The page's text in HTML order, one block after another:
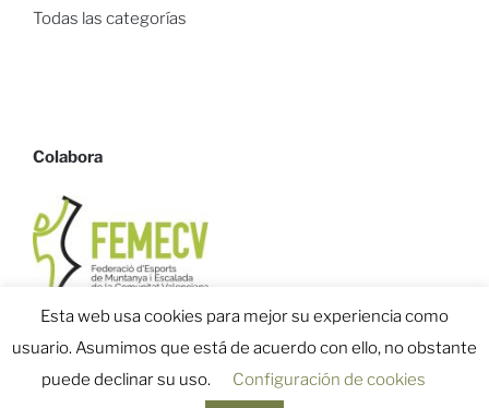
Todas las categorías
Colabora
Esta web usa cookies para mejor su experiencia como
usuario. Asumimos que está de acuerdo con ello, no obstante
puede declinar su uso.
Configuración de cookies